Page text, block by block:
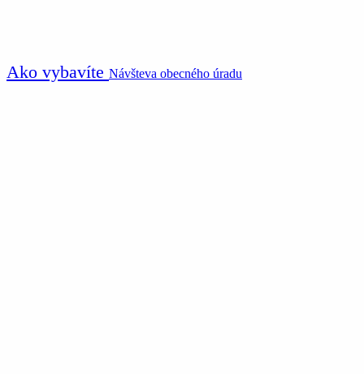
Ako vybavíte Návšteva obecného úradu